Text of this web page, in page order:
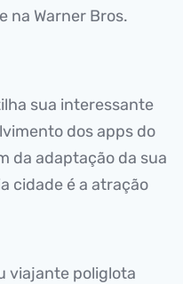
na Warner Bros.
sua interessante
dos apps do
da adaptação da sua
cidade é a atração
viajante poliglota